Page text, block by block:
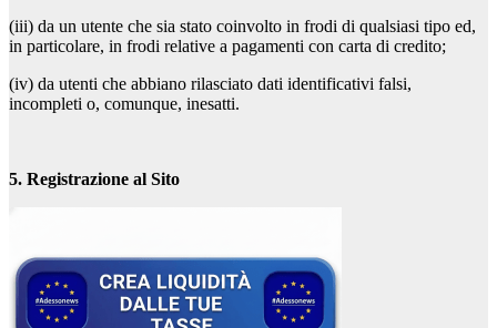
(iii) da un utente che sia stato coinvolto in frodi di qualsiasi tipo ed,
in particolare, in frodi relative a pagamenti con carta di credito;
(iv) da utenti che abbiano rilasciato dati identificativi falsi,
incompleti o, comunque, inesatti.
5. Registrazione al Sito